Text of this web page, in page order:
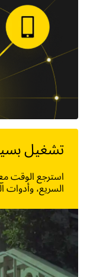
تشغيل
استرجع الوقت
السريع، وأدوات